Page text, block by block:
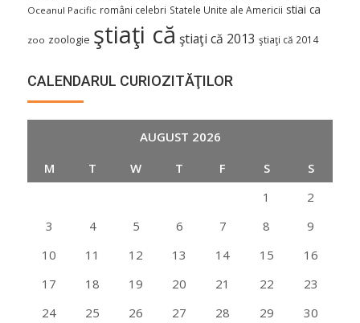
Oceanul Pacific români celebri Statele Unite ale Americii stiai ca
zoo zoologie ştiaţi că ştiaţi că 2013 ştiaţi că 2014
CALENDARUL CURIOZITĂŢILOR
AUGUST 2026
M
T W T F S
S
1
2
3
4 5 6 7 8
9
10
11 12 13 14 15
16
17
18 19 20 21 22
23
24
25 26 27 28 29 30